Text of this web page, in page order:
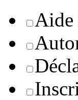
Aide